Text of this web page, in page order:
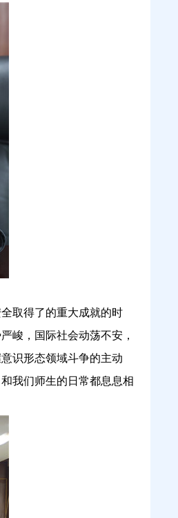
取得了的重大成就的时
峻，国际社会动荡不安，
识形态领域斗争的主动
我们师生的日常都息息相